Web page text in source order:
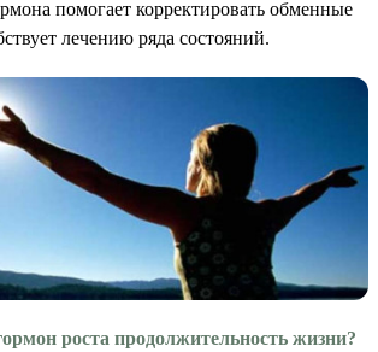
помогает корректировать обменные
лечению ряда состояний.
роста продолжительность жизни?